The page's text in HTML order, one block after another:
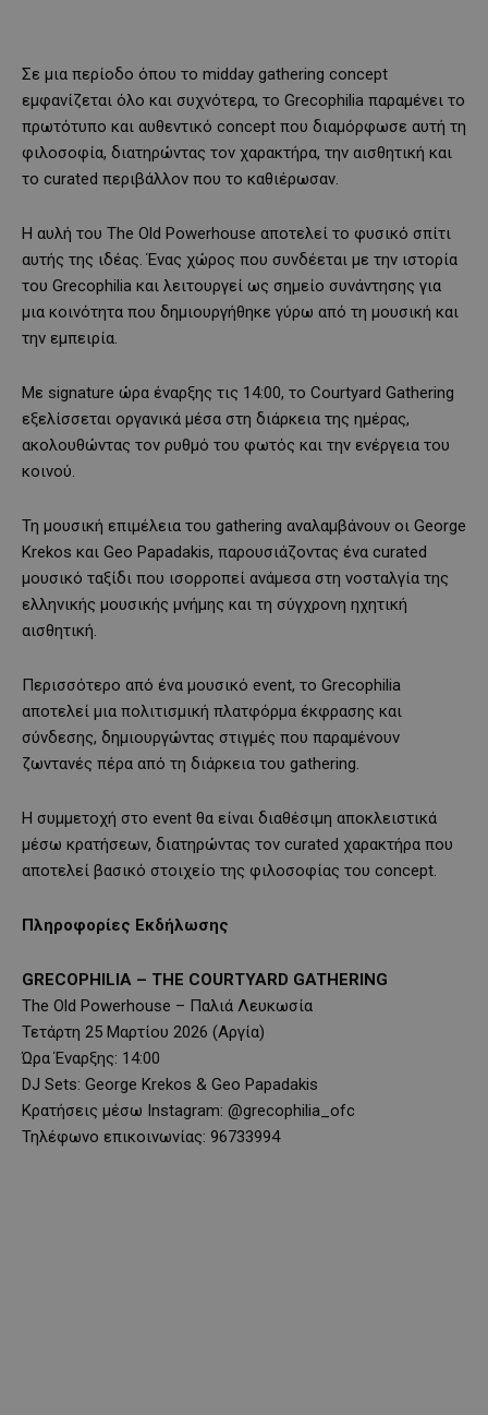
Σε μια περίοδο όπου το midday gathering concept
εμφανίζεται όλο και συχνότερα, το Grecophilia παραμένει το
πρωτότυπο και αυθεντικό concept που διαμόρφωσε αυτή τη
φιλοσοφία, διατηρώντας τον χαρακτήρα, την αισθητική και
το curated περιβάλλον που το καθιέρωσαν.
Η αυλή του The Old Powerhouse αποτελεί το φυσικό σπίτι
αυτής της ιδέας. Ένας χώρος που συνδέεται με την ιστορία
του Grecophilia και λειτουργεί ως σημείο συνάντησης για
μια κοινότητα που δημιουργήθηκε γύρω από τη μουσική και
την εμπειρία.
Με signature ώρα έναρξης τις 14:00, το Courtyard Gathering
εξελίσσεται οργανικά μέσα στη διάρκεια της ημέρας,
ακολουθώντας τον ρυθμό του φωτός και την ενέργεια του
κοινού.
Τη μουσική επιμέλεια του gathering αναλαμβάνουν οι George
Krekos και Geo Papadakis, παρουσιάζοντας ένα curated
μουσικό ταξίδι που ισορροπεί ανάμεσα στη νοσταλγία της
ελληνικής μουσικής μνήμης και τη σύγχρονη ηχητική
αισθητική.
Περισσότερο από ένα μουσικό event, το Grecophilia
αποτελεί μια πολιτισμική πλατφόρμα έκφρασης και
σύνδεσης, δημιουργώντας στιγμές που παραμένουν
ζωντανές πέρα από τη διάρκεια του gathering.
Η συμμετοχή στο event θα είναι διαθέσιμη αποκλειστικά
μέσω κρατήσεων, διατηρώντας τον curated χαρακτήρα που
αποτελεί βασικό στοιχείο της φιλοσοφίας του concept.
Πληροφορίες Εκδήλωσης
GRECOPHILIA – THE COURTYARD GATHERING
The Old Powerhouse – Παλιά Λευκωσία
Τετάρτη 25 Μαρτίου 2026 (Αργία)
Ώρα Έναρξης: 14:00
DJ Sets: George Krekos & Geo Papadakis
Κρατήσεις μέσω Instagram: @grecophilia_ofc
Τηλέφωνο επικοινωνίας: 96733994